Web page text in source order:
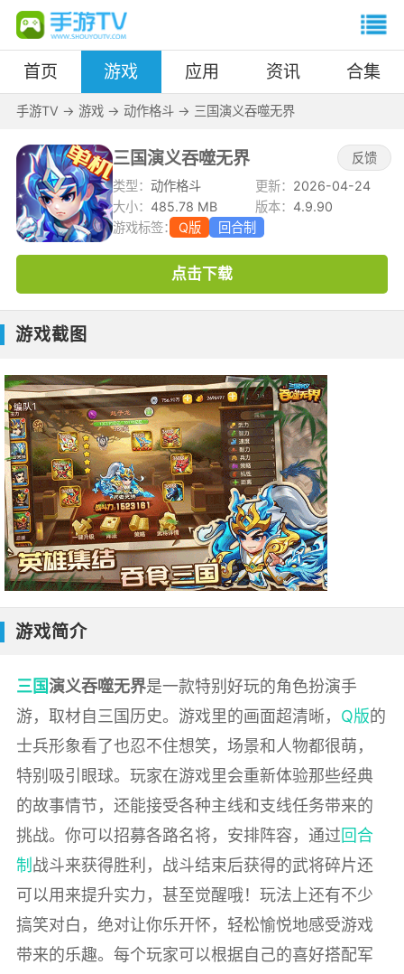
首页 游戏 应用 资讯 合集
手游TV -> 游戏-> 动作格斗-> 三国演义吞噬无界
三国演义吞噬无界
反馈
类型：动作格斗 更新： 2026-04-24
大小： 485.78 MB 版本： 4.9.90
游戏标签：
Q版 回合制
点击下载
游戏截图
游戏简介
三国演义吞噬无界是一款特别好玩的角色扮演手
游，取材自三国历史。游戏里的画面超清晰， Q版的
士兵形象看了也忍不住想笑，场景和人物都很萌，
特别吸引眼球。玩家在游戏里会重新体验那些经典
的故事情节，还能接受各种主线和支线任务带来的
挑战。你可以招募各路名将，安排阵容，通过回合
制 战斗来获得胜利，战斗结束后获得的武将碎片还
可以用来提升实力，甚至觉醒哦！玩法上还有不少
搞笑对白，绝对让你乐开怀，轻松愉悦地感受游戏
带来的乐趣。每个玩家可以根据自己的喜好搭配军